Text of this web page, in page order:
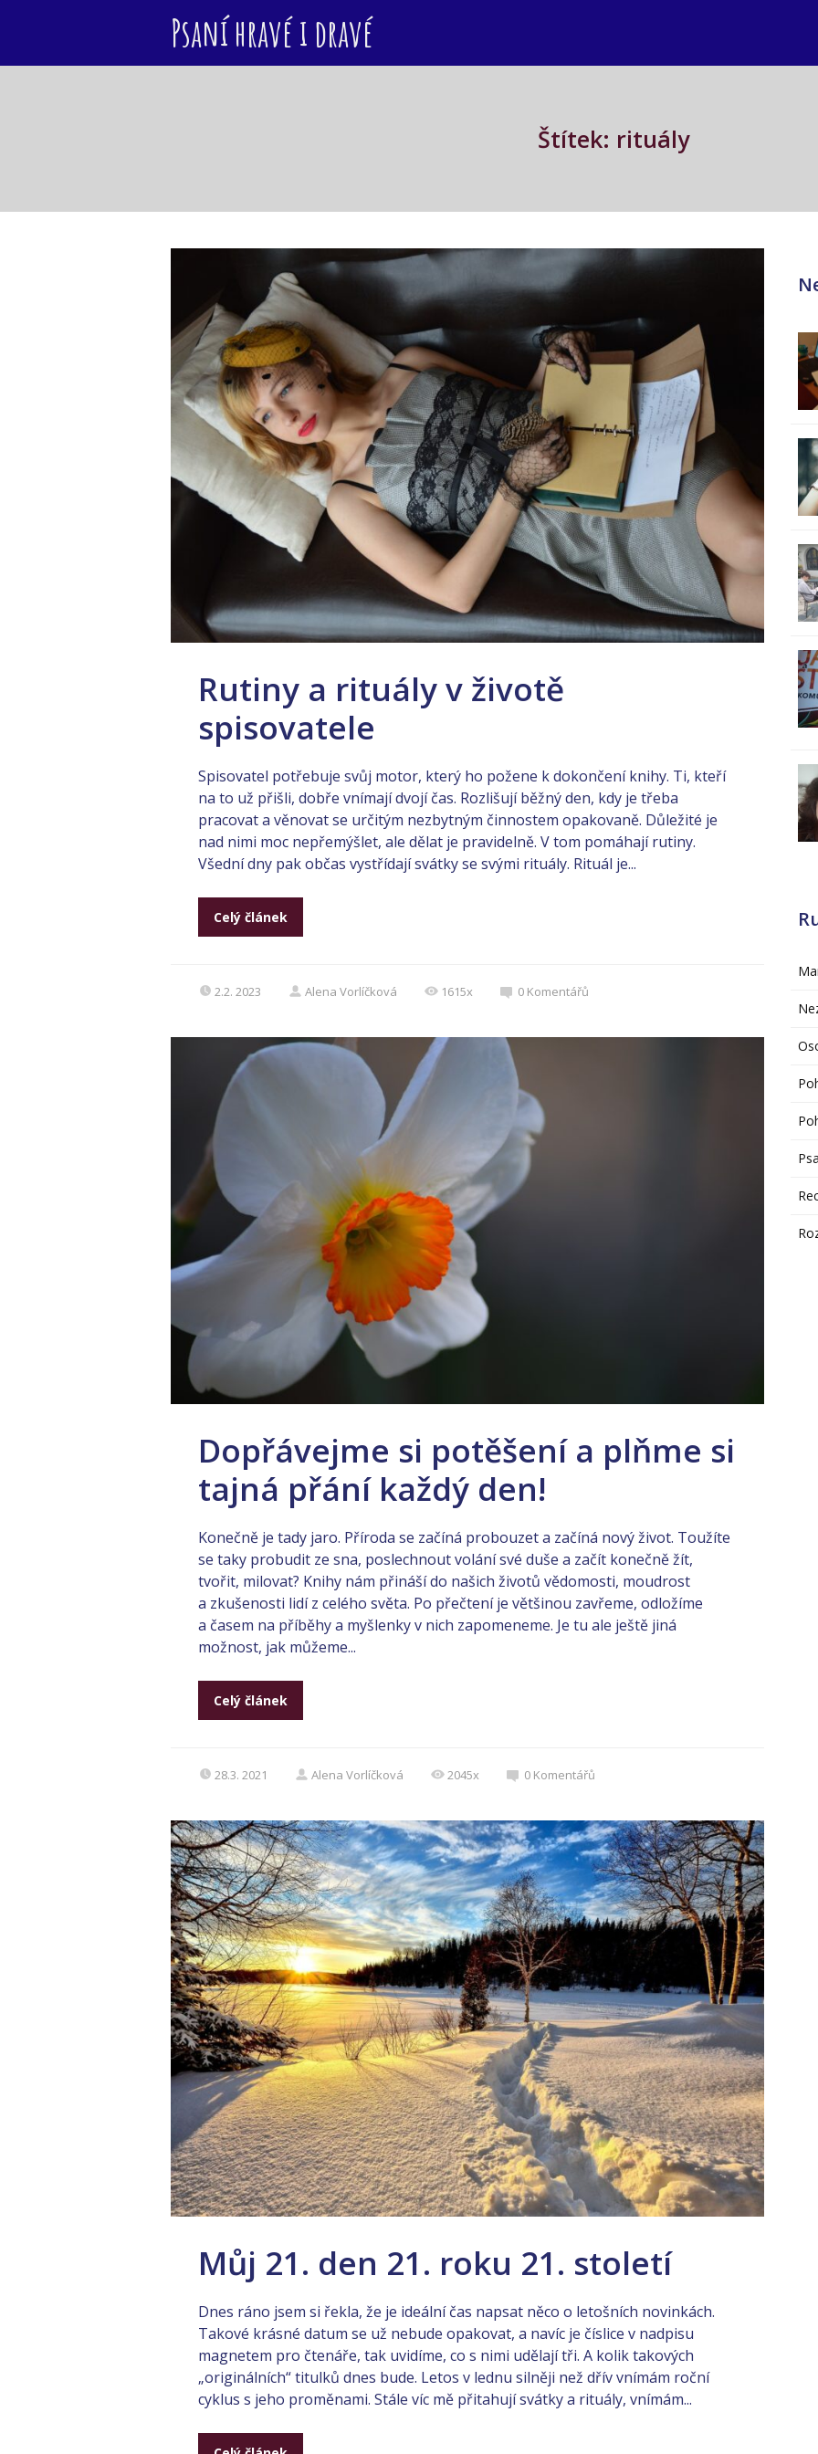
Psaní hravé i dravé
Štítek: rituály
Rutiny a rituály v životě
spisovatele
Spisovatel potřebuje svůj motor, který ho požene k dokončení knihy. Ti, kteří
na to už přišli, dobře vnímají dvojí čas. Rozlišují běžný den, kdy je třeba
pracovat a věnovat se určitým nezbytným činnostem opakovaně. Důležité je
nad nimi moc nepřemýšlet, ale dělat je pravidelně. V tom pomáhají rutiny.
Všední dny pak občas vystřídají svátky se svými rituály. Rituál je...
Celý článek
2.2. 2023 Alena Vorlíčková 1615x 0 Komentářů
Dopřávejme si potěšení a plňme si
tajná přání každý den!
Konečně je tady jaro. Příroda se začíná probouzet a začíná nový život. Toužíte
se taky probudit ze sna, poslechnout volání své duše a začít konečně žít,
tvořit, milovat? Knihy nám přináší do našich životů vědomosti, moudrost
a zkušenosti lidí z celého světa. Po přečtení je většinou zavřeme, odložíme
a časem na příběhy a myšlenky v nich zapomeneme. Je tu ale ještě jiná
možnost, jak můžeme...
Celý článek
28.3. 2021 Alena Vorlíčková 2045x 0 Komentářů
Můj 21. den 21. roku 21. století
Dnes ráno jsem si řekla, že je ideální čas napsat něco o letošních novinkách.
Takové krásné datum se už nebude opakovat, a navíc je číslice v nadpisu
magnetem pro čtenáře, tak uvidíme, co s nimi udělají tři. A kolik takových
„originálních“ titulků dnes bude. Letos v lednu silněji než dřív vnímám roční
cyklus s jeho proměnami. Stále víc mě přitahují svátky a rituály, vnímám...